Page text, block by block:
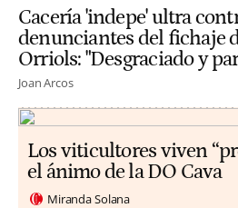
Cacería 'indepe' ultra
denunciantes del fichaje
Orriols: "Desgraciado y
Joan Arcos
Los viticultores viven
el ánimo de la DO Cava
Miranda Solana